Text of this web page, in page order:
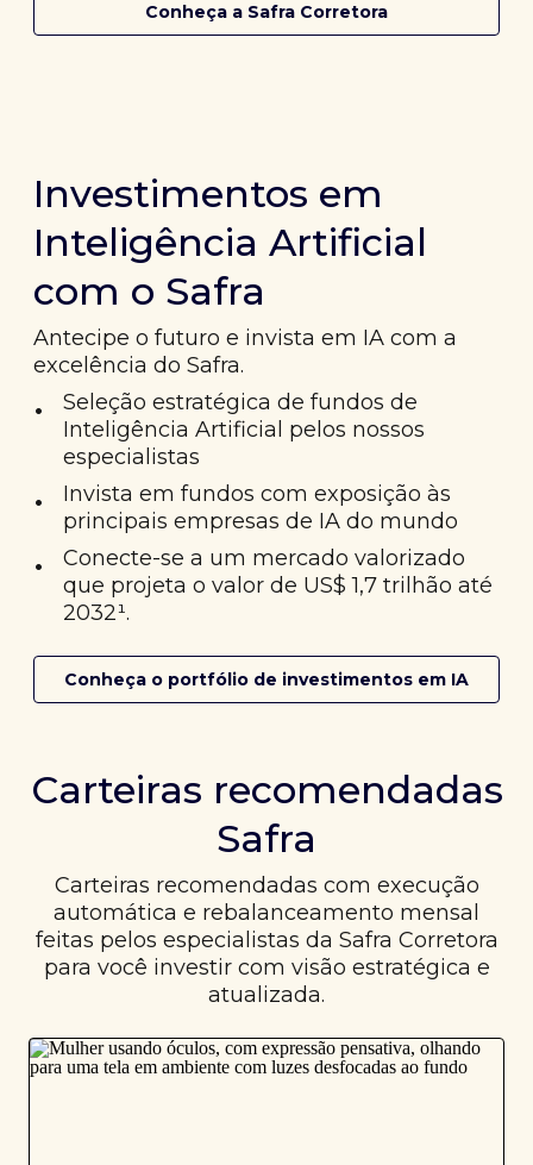
Conheça a Safra Corretora
Investimentos em
Inteligência Artificial
com o Safra
Antecipe o futuro e invista em IA com a
excelência do Safra.
•
Seleção estratégica de fundos de
Inteligência Artificial pelos nossos
especialistas
•
Invista em fundos com exposição às
principais empresas de IA do mundo
•
Conecte-se a um mercado valorizado
que projeta o valor de US$ 1,7 trilhão até
2032¹.
Conheça o portfólio de investimentos em IA
Carteiras recomendadas
Safra
Carteiras recomendadas com execução
automática e rebalanceamento mensal
feitas pelos especialistas da Safra Corretora
para você investir com visão estratégica e
atualizada.